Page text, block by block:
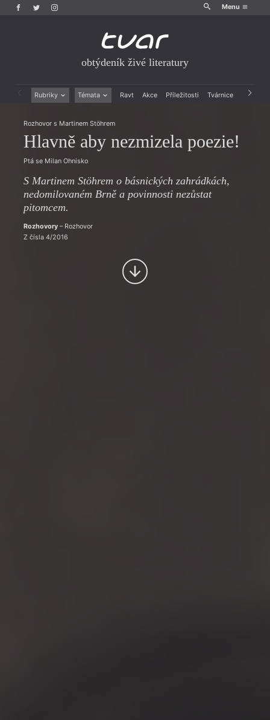
Menu
obtýdeník živé literatury
Rubriky Témata Ravt Akce Příležitosti Tvárnice Archiv
Drobná publicistika
Esejistika
Reportáže
Rozhovory
Právě vychází
Mauzoleum
Historie kolonialismu
Dokument
Výroční ceny
Rozhovor s Martinem Stöhrem
Hlavně aby nezmizela poezie!
Ptá se Milan Ohnisko
S Martinem Stöhrem o básnických zahrádkách,
nedomilovaném Brně a povinnosti nezůstat
pitomcem.
Rozhovory– Rozhovor
Z čísla 4/2016